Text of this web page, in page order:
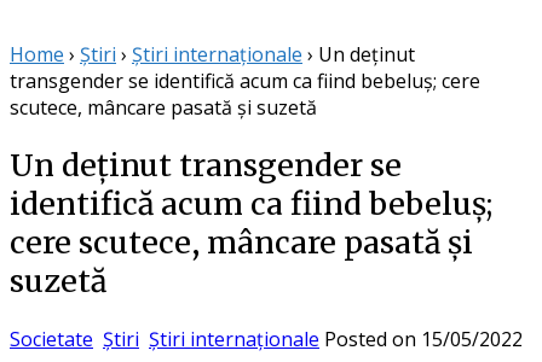
Home › Știri › Știri internaționale › Un deținut
transgender se identifică acum ca fiind bebeluș; cere
scutece, mâncare pasată și suzetă
Un deținut transgender se
identifică acum ca fiind bebeluș;
cere scutece, mâncare pasată și
suzetă
Societate Știri Știri internaționale Posted on 15/05/2022